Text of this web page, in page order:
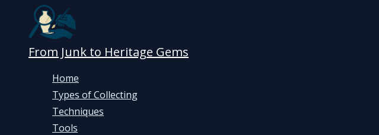
contentFrom Junk to Heritage Gems
Home
Types of Collecting
Techniques
Tools